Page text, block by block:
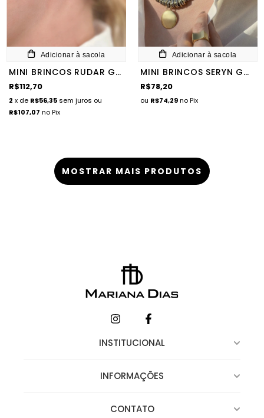
Adicionar à sacola
MINI BRINCOS RUDAR GOLD
R$112,70
2 x de R$56,35 sem juros ou
R$107,07 no Pix
Adicionar à sacola
MINI BRINCOS SERYN GOLD
R$78,20
ou R$74,29no Pix
MOSTRAR MAIS PRODUTOS
INSTITUCIONAL
INFORMAÇÕES
CONTATO